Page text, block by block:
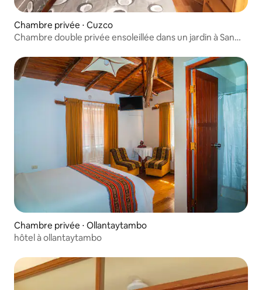
Chambre privée ⋅ Cuzco
Chambre double privée ensoleillée dans un jardin à San
Chambre privée ⋅ Ollantaytambo
hôtel à ollantaytambo